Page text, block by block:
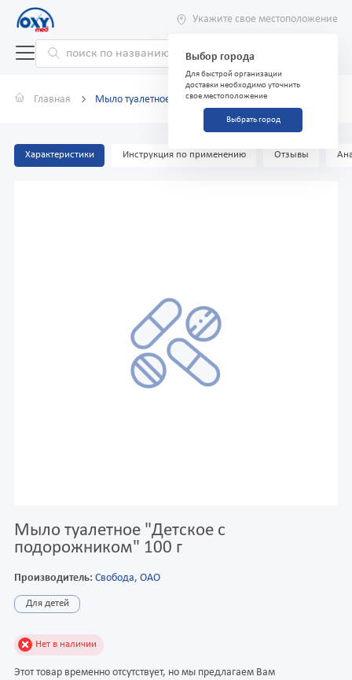
Укажите свое местоположение
Выбор города
Для быстрой организации
доставки необходимо уточнить
свое местоположение
Выбрать город
Главная Мыло туалетное "Детское с подорожником" 100 г
Характеристики Инструкция по применению Отзывы
Мыло туалетное "Детское с
подорожником" 100 г
Производитель: Свобода, ОАО
Для детей
Нет в наличии
Этот товар временно отсутствует, но мы предлагаем Вам